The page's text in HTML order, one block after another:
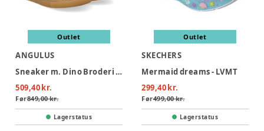
Outlet
ANGULUS
Sneaker m. Dino Broderi - Cognac/Cognac
509,40 kr.
Før849,00 kr.
Lagerstatus
Outlet
SKECHERS
Mermaid dreams - LVMT
299,40 kr.
Før499,00 kr.
Lagerstatus